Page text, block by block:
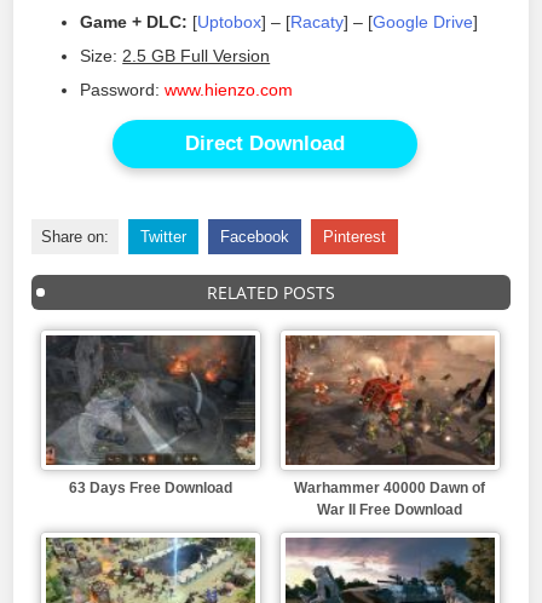
Game + DLC: [Uptobox] – [Racaty] – [Google Drive]
Size:2.5 GB Full Version
Password:www.hienzo.com
Direct Download
Share on: Twitter Facebook Pinterest
RELATED POSTS
63 Days Free Download
Warhammer 40000 Dawn of
War II Free Download